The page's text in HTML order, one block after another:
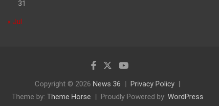
31
« Jul
Copyright © 2026 News 36
Privacy Policy
Theme by: Theme Horse Proudly Powered by: WordPress